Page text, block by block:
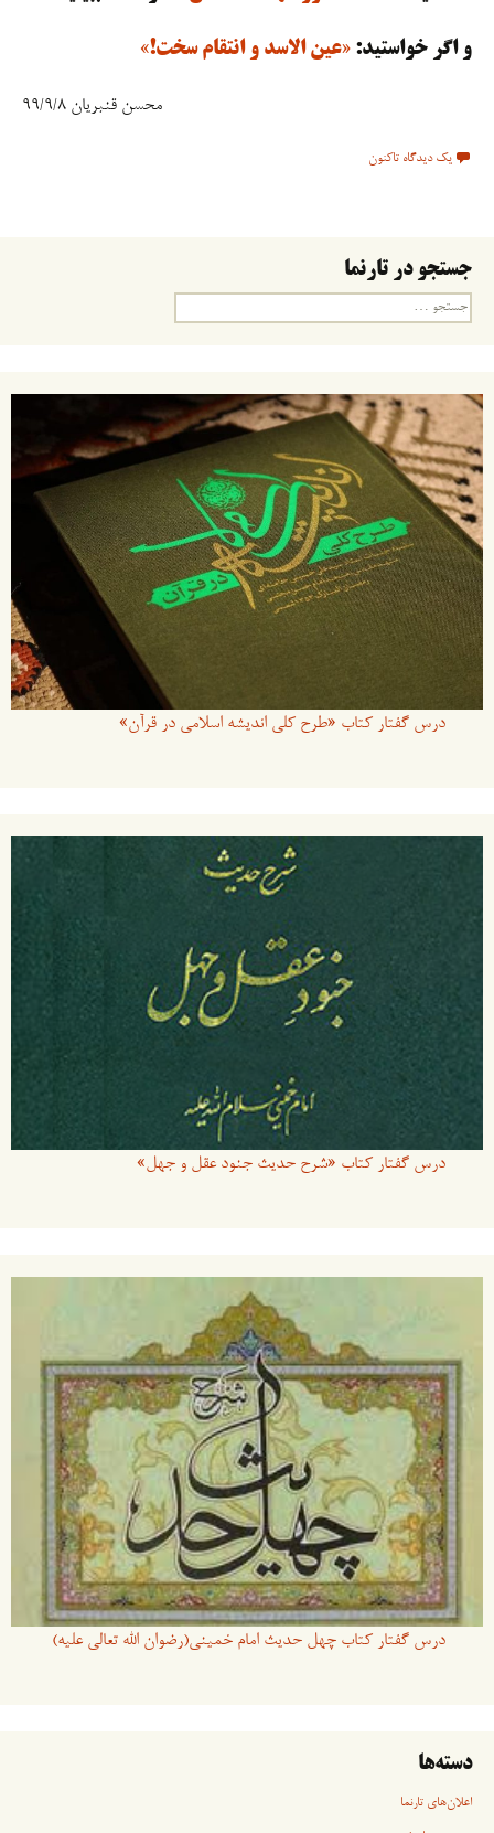
و اگر خواستید: «عین الاسد و انتقام سخت!»
محسن قنبریان ۹۹/۹/۸
یک دیدگاه تاکنون
جستجو در تارنما
جستجو
درس گفتار کتاب «طرح کلی اندیشه اسلامی در قرآن»
درس گفتار کتاب «شرح حدیث جنود عقل و جهل»
درس گفتار کتاب چهل حدیث امام خمینی(رضوان الله تعالی علیه)
دسته‌ها
اعلان‌های تارنما